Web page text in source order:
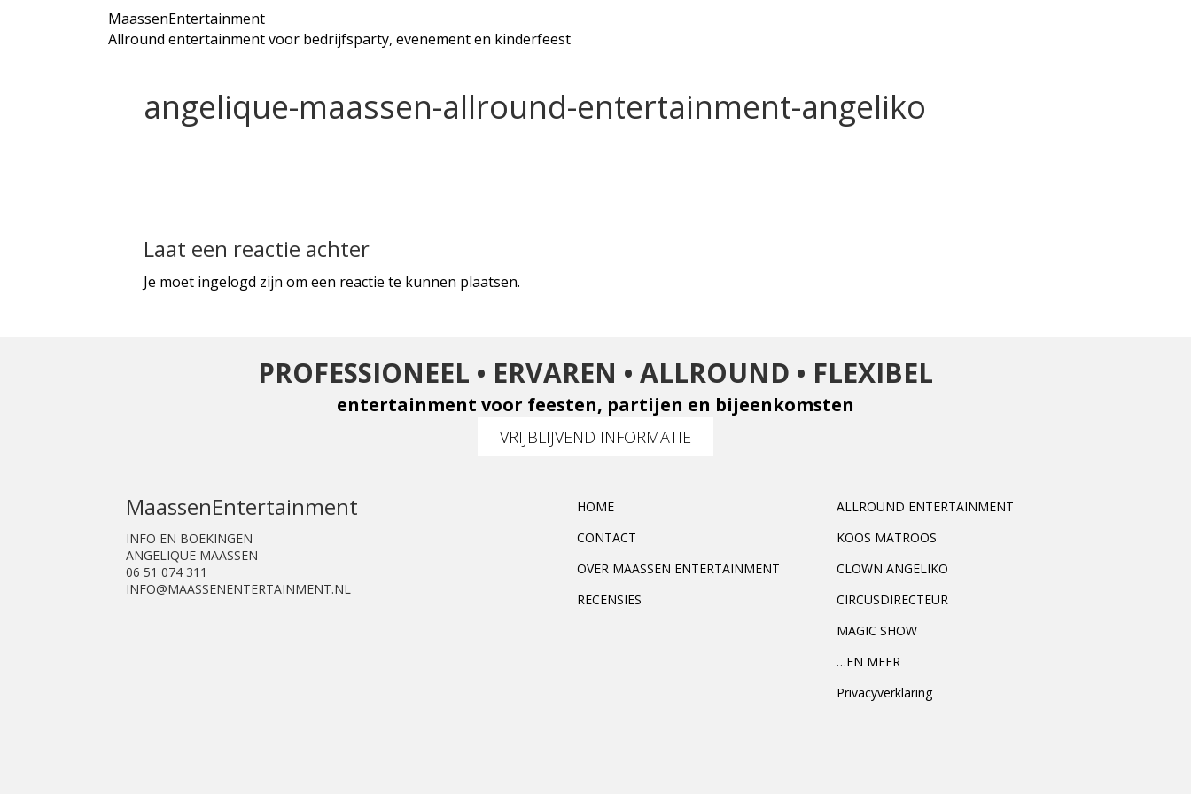
MaassenEntertainment
Allround entertainment voor bedrijfsparty, evenement en kinderfeest
angelique-maassen-allround-entertainment-angeliko
Laat een reactie achter
Je moet ingelogd zijn om een reactie te kunnen plaatsen.
PROFESSIONEEL • ERVAREN • ALLROUND • FLEXIBEL
entertainment voor feesten, partijen en bijeenkomsten
VRIJBLIJVEND INFORMATIE
MaassenEntertainment
INFO EN BOEKINGEN
ANGELIQUE MAASSEN
06 51 074 311
INFO@MAASSENENTERTAINMENT.NL
HOME
CONTACT
OVER MAASSEN ENTERTAINMENT
RECENSIES
ALLROUND ENTERTAINMENT
KOOS MATROOS
CLOWN ANGELIKO
CIRCUSDIRECTEUR
MAGIC SHOW
…EN MEER
Privacyverklaring